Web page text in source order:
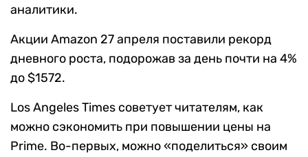
аналитики.
Акции Amazon 27 апреля поставили рекорд
дневного роста, подорожав за день почти на 4%
до $1572.
Los Angeles Times советует читателям, как
можно сэкономить при повышении цены на
Prime. Во-первых, можно «поделиться» своим